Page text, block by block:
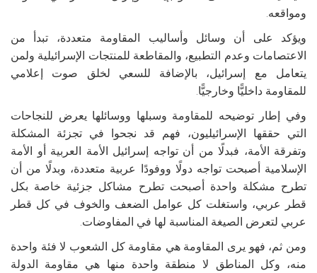
ومواقعه.
ويؤكد على أن وسائل وأساليب المقاومة متعددة، تبدأ من
الاعتصامات وعدم التطبيع، والمقاطعة للمنتجات الإسرائيلية ولمن
يتعامل مع إسرائيل، بالإضافة للسعي لخلق صوت إعلامي
للمقاومة داخليًّا وخارجيًّا.
وفي إطار توضيحه للمقاومة وسبلها ووسائلها يعرض للنجاحات
التي حققها الإسرائيليون، فهم قد نجحوا في تجزئة المشكلة
وتفرقة الأمة، فبدلًا من أن تواجه إسرائيل الأمة العربية أو الأمة
الإسلامية أصبحت تواجه دولًا ووفودًا عربية متعددة، وبدلًا من أن
تطرح مشكلة واحدة أصبحت تطرح مشاكل جزئية خاصة بكل
قطر عربي، واستغلت كل عوامل الضعف والخوف في كل قطر
عربي لتعرض الصيغة المناسبة لها في المفاوضات.
ومن ثم، فهو يرى المقاومة هي مقاومة كل الشعوب لا فئة واحدة
منه، وكل المناطق لا منطقة واحدة منها هي مقاومة الدولة